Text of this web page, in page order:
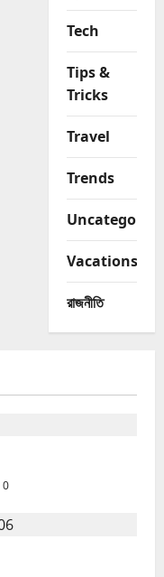
Tech
Tips &
Tricks
Travel
Trends
Vacations
রাজনীতি
0